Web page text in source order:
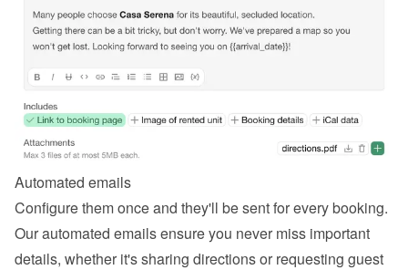
Automated emails
Configure them once and they'll be sent for every booking.
Our automated emails ensure you never miss important
details, whether it's sharing directions or requesting guest